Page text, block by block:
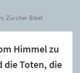
Zürcher Bibel
Himmel zu
die Toten, die